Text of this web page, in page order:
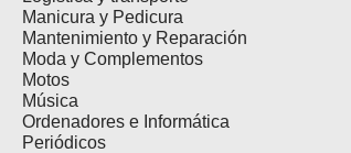
Manicura y Pedicura
Mantenimiento y Reparación
Moda y Complementos
Motos
Música
Ordenadores e Informática
Periódicos